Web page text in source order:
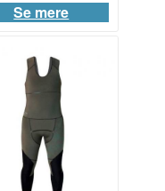
5
Se mere